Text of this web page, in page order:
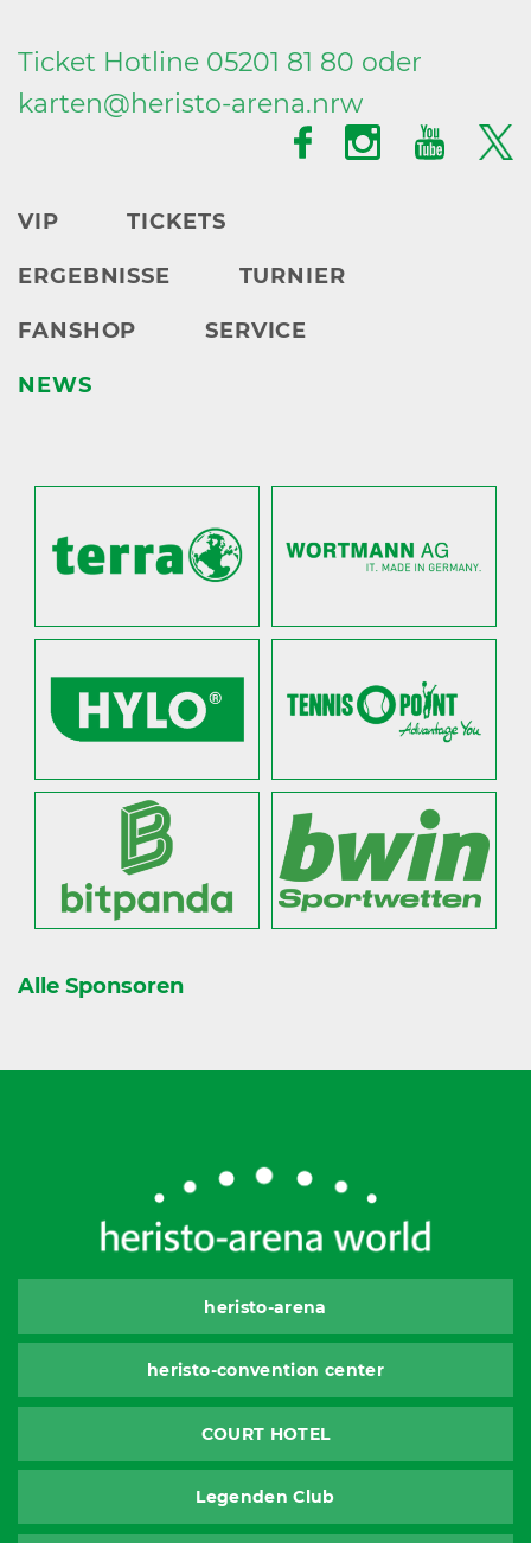
Ticket Hotline 05201 81 80 oder
karten@heristo-arena.nrw
VIP TICKETS
ERGEBNISSE TURNIER
FANSHOP SERVICE
NEWS
Alle Sponsoren
heristo-arena
heristo-convention center
COURT HOTEL
Legenden Club